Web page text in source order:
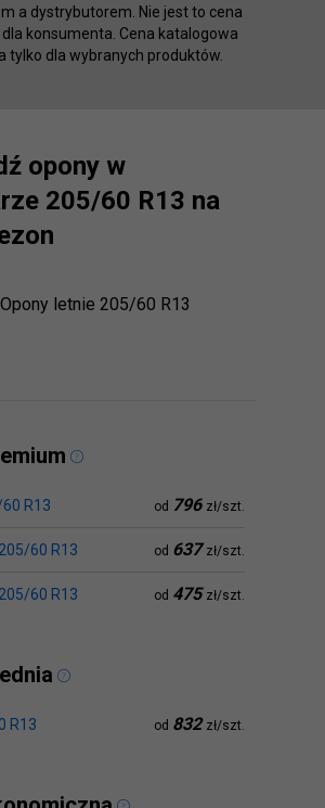
a dystrybutorem. Nie jest to cena
konsumenta. Cena katalogowa
tylko dla wybranych produktów.
opony w
205/60 R13 na
Opony letnie 205/60 R13
R13 od 796 zł/szt.
60 R13 od 637 zł/szt.
60 R13 od 475 zł/szt.
R13 od 832 zł/szt.